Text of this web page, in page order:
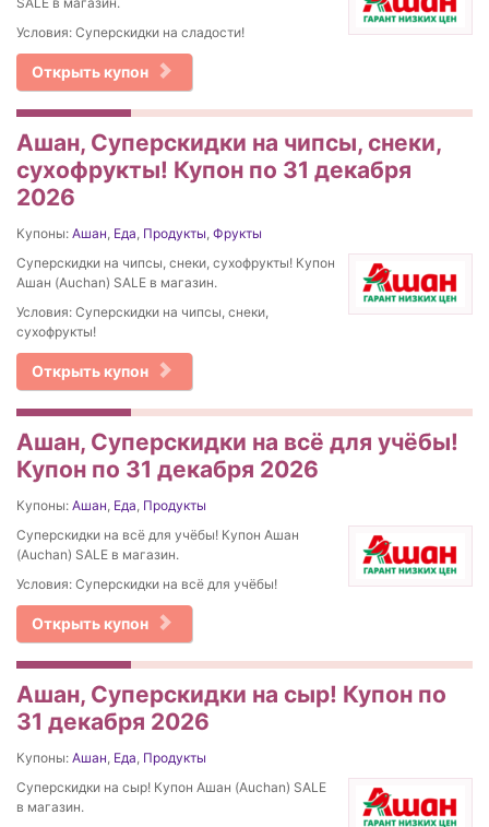
Условия: Суперскидки на сладости!
Открыть купон
Ашан, Суперскидки на чипсы, снеки,
сухофрукты! Купон по 31 декабря
2026
Купоны: Ашан, Еда, Продукты, Фрукты
Суперскидки на чипсы, снеки, сухофрукты! Купон
Ашан (Auchan) SALE в магазин.
Условия: Суперскидки на чипсы, снеки,
сухофрукты!
Открыть купон
Ашан, Суперскидки на всё для учёбы!
Купон по 31 декабря 2026
Купоны: Ашан, Еда, Продукты
Суперскидки на всё для учёбы! Купон Ашан
(Auchan) SALE в магазин.
Условия: Суперскидки на всё для учёбы!
Открыть купон
Ашан, Суперскидки на сыр! Купон по
31 декабря 2026
Купоны: Ашан, Еда, Продукты
Суперскидки на сыр! Купон Ашан (Auchan) SALE
в магазин.